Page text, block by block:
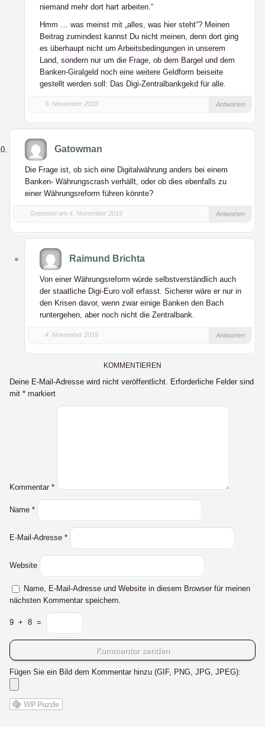
niemand mehr dort hart arbeiten.“
Hmm … was meinst mit „alles, was hier steht“? Meinen
Beitrag zumindest kannst Du nicht meinen, denn dort ging
es überhaupt nicht um Arbeitsbedingungen in unserem
Land, sondern nur um die Frage, ob dem Bargel und dem
Banken-Giralgeld noch eine weitere Geldform beiseite
gestellt werden soll: Das Digi-Zentralbankgekd für alle.
3. November 2019 Antworten
Gatowman
Die Frage ist, ob sich eine Digitalwährung anders bei einem
Banken- Währungscrash verhällt, oder ob dies ebenfalls zu
einer Währungsreform führen könnte?
Gepostet am 4. November 2019 Antworten
Raimund Brichta
Von einer Währungsreform würde selbstverständlich auch
der staatliche Digi-Euro voll erfasst. Sicherer wäre er nur in
den Krisen davor, wenn zwar einige Banken den Bach
runtergehen, aber noch nicht die Zentralbank.
4. November 2019 Antworten
KOMMENTIEREN
Deine E-Mail-Adresse wird nicht veröffentlicht. Erforderliche Felder sind
mit * markiert
Kommentar *
Name *
E-Mail-Adresse *
Website
Name, E-Mail-Adresse und Website in diesem Browser für meinen
nächsten Kommentar speichern.
9 + 8 =
Fügen Sie ein Bild dem Kommentar hinzu (GIF, PNG, JPG, JPEG):